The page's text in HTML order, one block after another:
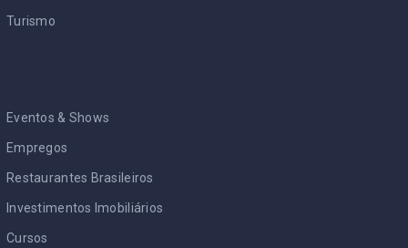
Turismo
Eventos & Shows
Empregos
Restaurantes Brasileiros
Investimentos Imobiliários
Cursos